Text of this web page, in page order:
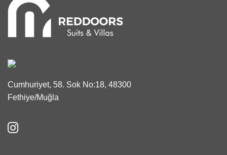
Cumhuriyet, 58. Sok No:18, 48300
Fethiye/Muğla